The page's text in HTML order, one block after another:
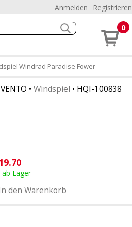
Anmelden Registrieren
0
Windrad Paradise Fower
• Windspiel • HQI-100838
Lager
den Warenkorb